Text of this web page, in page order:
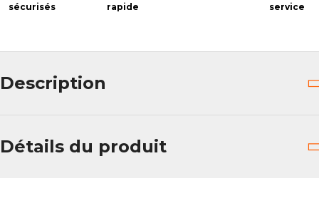
sécurisés
rapide
service
Description
Détails du produit